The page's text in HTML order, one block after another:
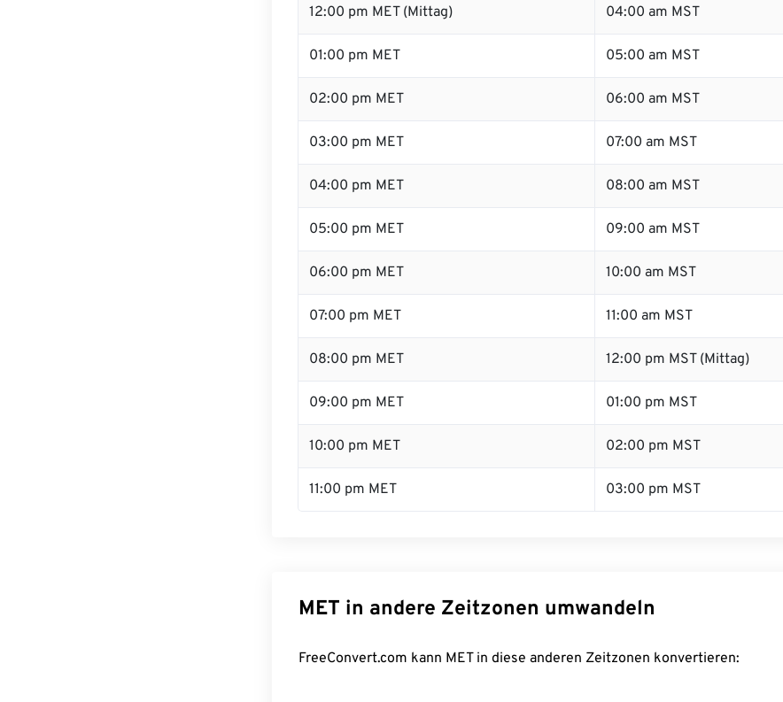
12:00 pm MET (Mittag) 04:00 am MST
01:00 pm MET 05:00 am MST
02:00 pm MET 06:00 am MST
03:00 pm MET 07:00 am MST
04:00 pm MET 08:00 am MST
05:00 pm MET 09:00 am MST
06:00 pm MET 10:00 am MST
07:00 pm MET 11:00 am MST
08:00 pm MET 12:00 pm MST (Mittag)
09:00 pm MET 01:00 pm MST
10:00 pm MET 02:00 pm MST
11:00 pm MET 03:00 pm MST
MET in andere Zeitzonen umwandeln
FreeConvert.com kann MET in diese anderen Zeitzonen konvertieren: